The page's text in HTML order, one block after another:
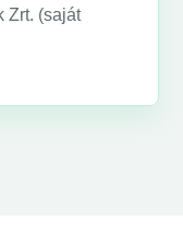
Zrt. (saját